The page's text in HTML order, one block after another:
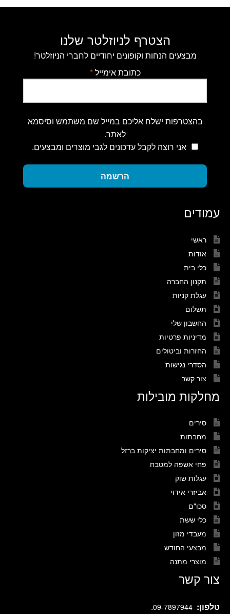
הצטרף לניוזלטר שלנו
מבצעים הנחות וקופונים יחודיים לחברי הניוזלטר!
כתובת אימייל*
בהצטרפות ישלח אליכם במייל שם משתמש וסיסמא
לאתר.
אני רוצה לקבל עדכונים לגבי מוצרים ומבצעים.
הרשמה
עמודים
ראשי
אודות
כלי בית
תקנון החברה
עגלת קניות
תשלום
החשבון שלי
מדיניות פרטיות
החזרות וביטולים
הסדרי נגישות
צור קשר
מחלקות מובילות
סירים
מחבתות
סירים ומחבתות יציקות ברזל
פחי אשפה למטבח
עגלות שוק
אביזרי אידוי
סכו"ם
כלי ששת
מעבדי מזון
מבצעי החודש
מוצרי מתנה
צור קשר
טלפון: 09-7897944
.